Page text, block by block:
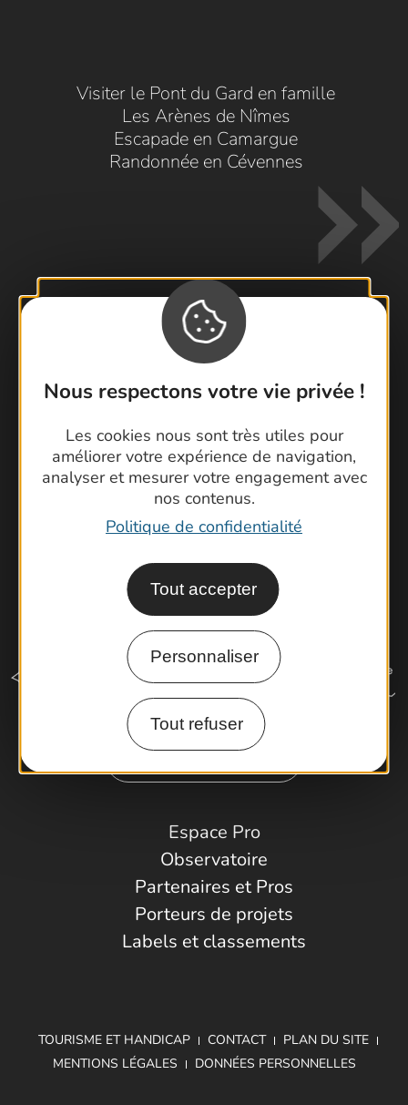
Nous respectons votre vie privée !
Les cookies nous sont très utiles pour
améliorer votre expérience de navigation,
analyser et mesurer votre engagement avec
nos contenus.
Politique de confidentialité
Tout accepter
Personnaliser
Tout refuser
Visiter le Pont du Gard en famille
Les Arènes de Nîmes
Escapade en Camargue
Randonnée en Cévennes
Contactez-nous !
Foire aux questions
Brochures
Cartoguides et Topoguides
Latitude Gard
Espace Pro
Observatoire
Partenaires et Pros
Porteurs de projets
Labels et classements
TOURISME ET HANDICAP CONTACT
PLAN DU SITE
MENTIONS LÉGALES
DONNÉES PERSONNELLES